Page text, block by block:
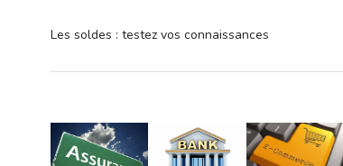
Les soldes : testez vos connaissances